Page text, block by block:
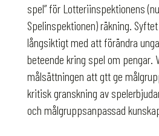
spel” för Lotteriinspektionens
Spelinspektionen) räkning.
långsiktigt med att förändra
beteende kring spel om pengar.
målsättningen att gtt ge
kritisk granskning av
och målgruppsanpassad